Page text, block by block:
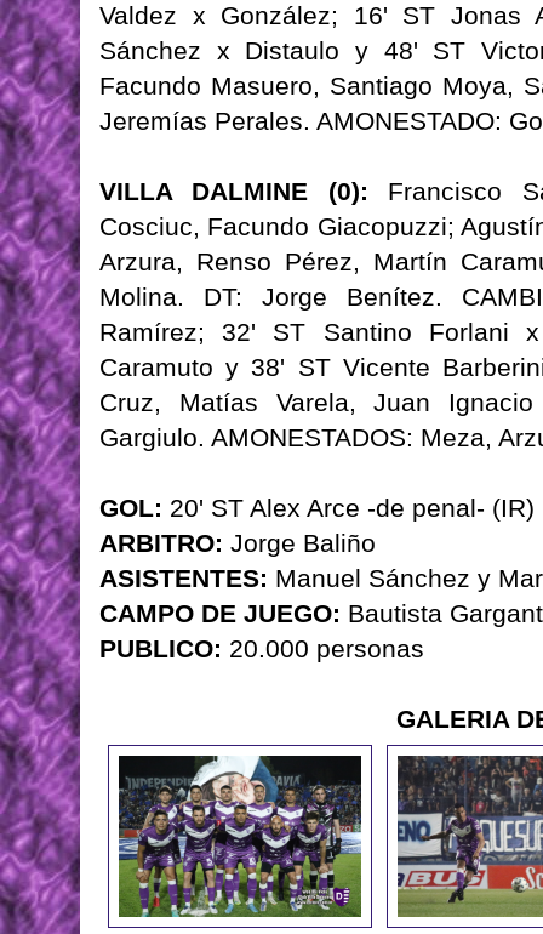
Valdez x González; 16' ST Jonas
Sánchez x Distaulo y 48' ST
Facundo Masuero, Santiago Moya,
Jeremías Perales. AMONESTADO:
VILLA DALMINE (0): Francisco
Cosciuc, Facundo Giacopuzzi;
Arzura, Renso Pérez, Martín
Molina. DT: Jorge Benítez.
Ramírez; 32' ST Santino Forlani
Caramuto y 38' ST Vicente
Cruz, Matías Varela, Juan
Gargiulo. AMONESTADOS: Meza,
GOL: 20' ST Alex Arce -de penal- (IR)
ARBITRO: Jorge Baliño
ASISTENTES: Manuel Sánchez y
CAMPO DE JUEGO: Bautista
PUBLICO: 20.000 personas
GALERIA